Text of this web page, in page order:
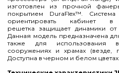
изготовлен из прочной
покрытием DuraFlex™.
ориентировать кабинет в
решетка защищает динамики от
Данная модель предназначена
также для использования
сооружениях и храмах (везде,
Доступна в черном и белом цветах.